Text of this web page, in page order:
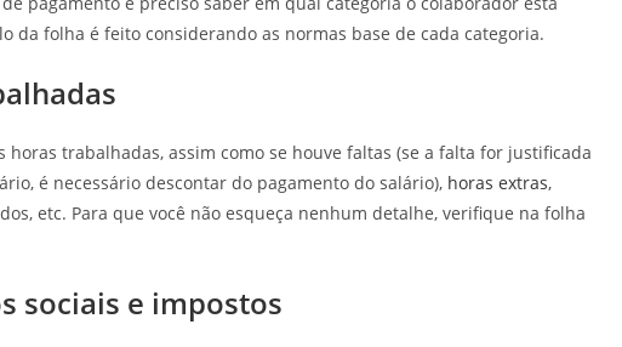
da folha é feito considerando as normas base de cada categoria.
horas trabalhadas, assim como se houve faltas (se a falta for justificada
é necessário descontar do pagamento do salário), horas extras,
etc. Para que você não esqueça nenhum detalhe, verifique na folha
sociais e impostos